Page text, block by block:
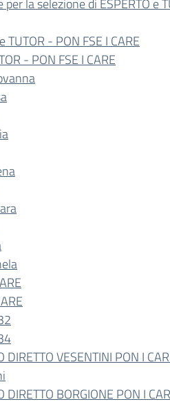
la selezione di ESPERTO e
- PON FSE I CARE
- PON FSE I CARE
VESENTINI PON I
BORGIONE PON I